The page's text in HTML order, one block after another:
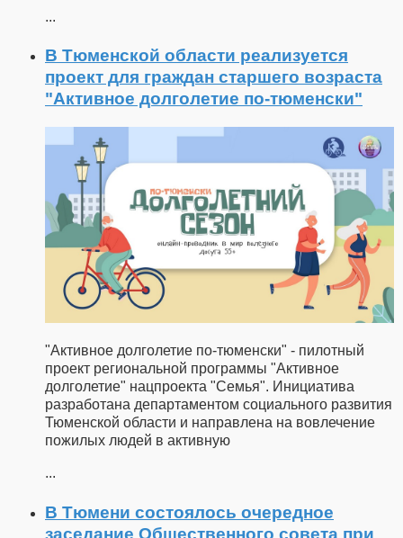
...
В Тюменской области реализуется
проект для граждан старшего возраста
"Активное долголетие по-тюменски"
"Активное долголетие по-тюменски" - пилотный
проект региональной программы "Активное
долголетие" нацпроекта "Семья". Инициатива
разработана департаментом социального развития
Тюменской области и направлена на вовлечение
пожилых людей в активную
...
В Тюмени состоялось очередное
заседание Общественного совета при